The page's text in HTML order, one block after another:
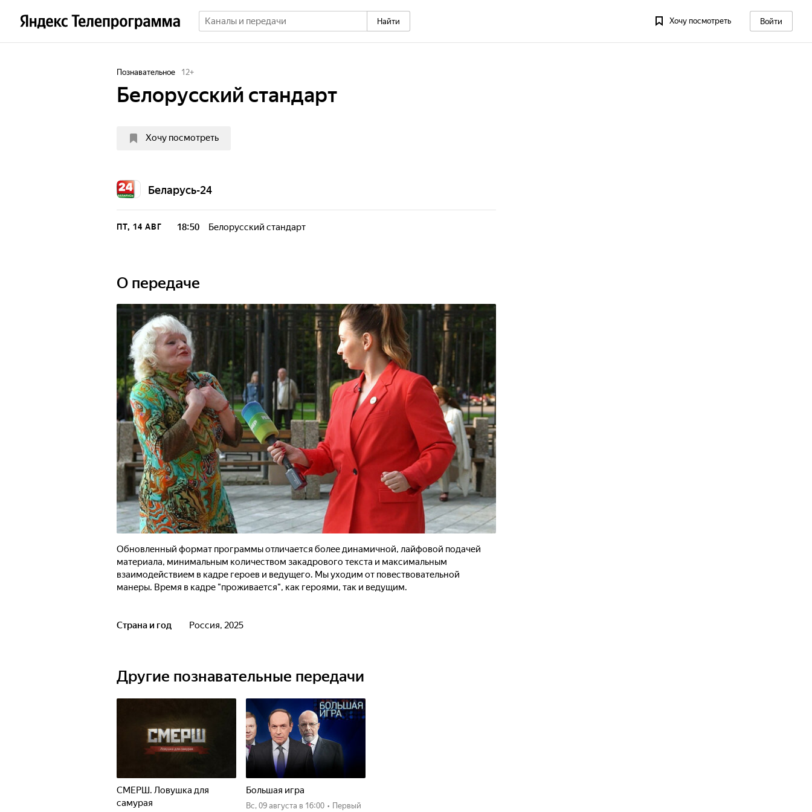
Найти Хочу посмотреть Войти
Познавательное 12+
Белорусский стандарт
Хочу посмотреть
Беларусь-24
ПТ, 14 АВГ 18:50 Белорусский стандарт
О передаче
Обновленный формат программы отличается более динамичной, лайфовой подачей
материала, минимальным количеством закадрового текста и максимальным
взаимодействием в кадре героев и ведущего. Мы уходим от повествовательной
манеры. Время в кадре "проживается", как героями, так и ведущим.
Страна и год Россия, 2025
Другие познавательные передачи
СМЕРШ. Ловушка для
самурая
Большая игра
вс, 09 августа в 16:00 • Первый